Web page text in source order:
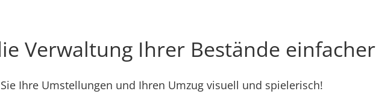
Verwaltung Ihrer Bestände einfacher
Ihre Umstellungen und Ihren Umzug visuell und spielerisch!